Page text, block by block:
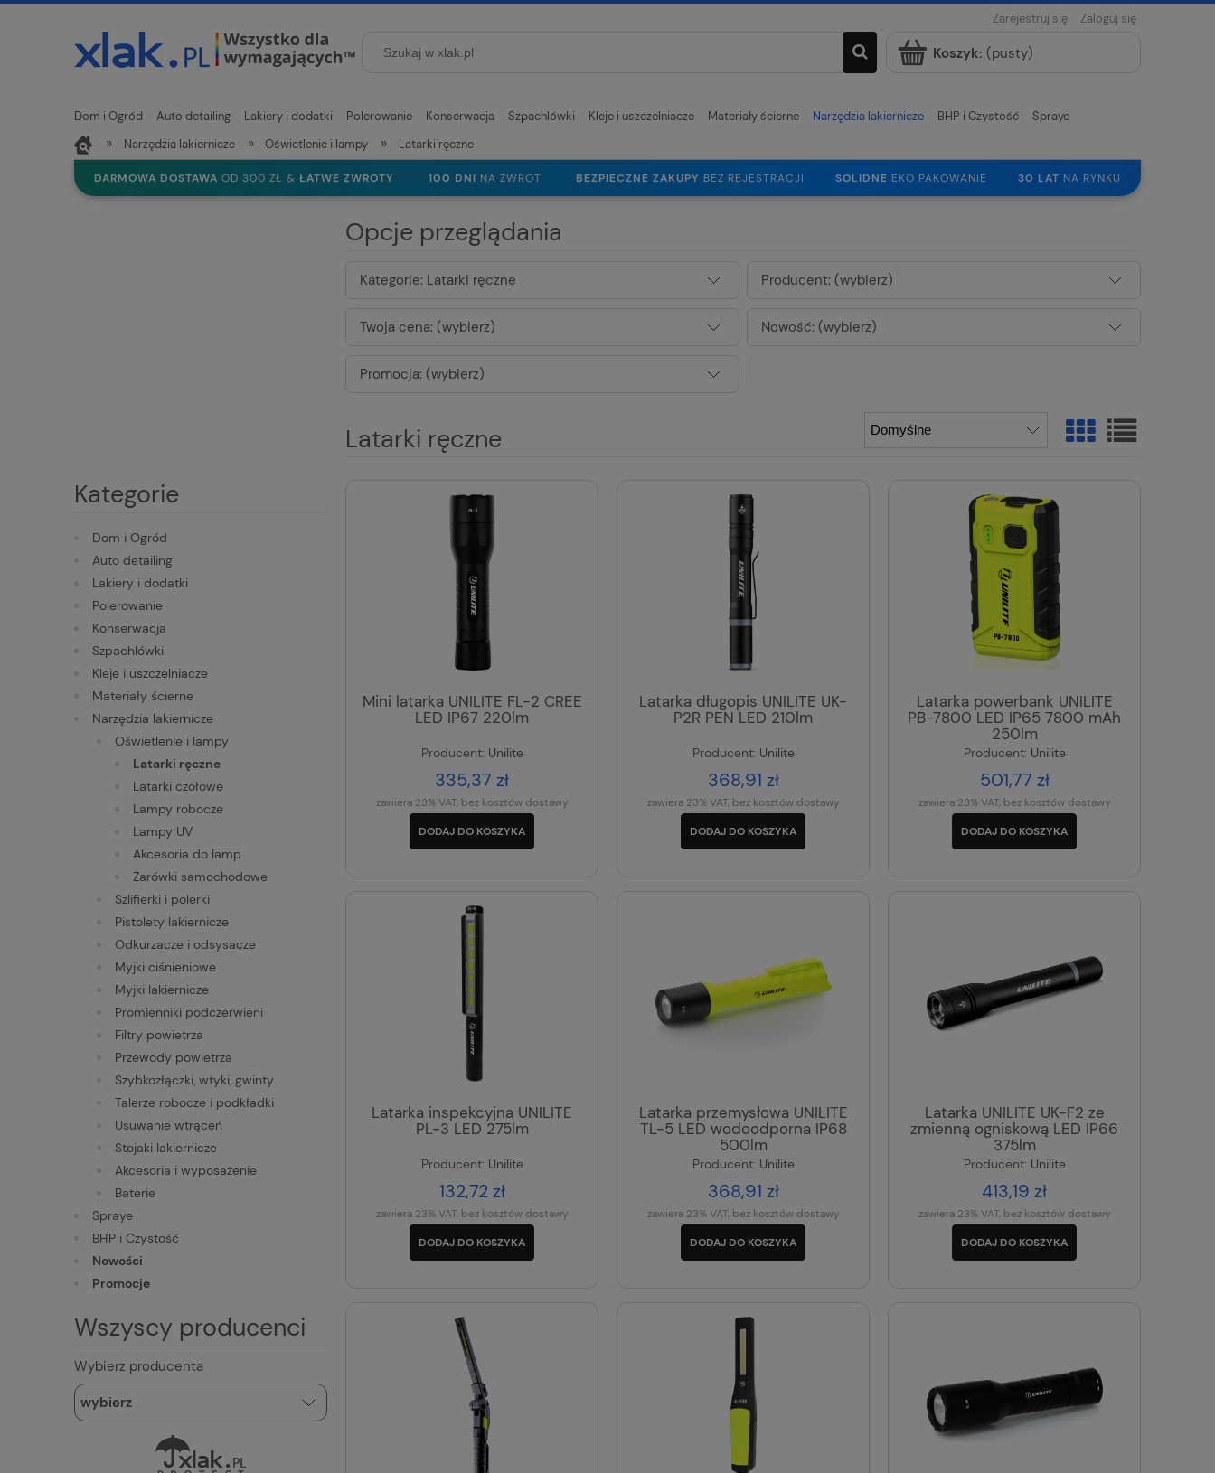
Zarejestruj się Zaloguj się
Koszyk: (pusty)
Dom i Ogród Auto detailing Lakiery i dodatki Polerowanie Konserwacja Szpachlówki Kleje i uszczelniacze Materiały ścierne Narzędzia lakiernicze BHP i Czystość Spraye
Nowości
» Narzędzia lakiernicze » Oświetlenie i lampy » Latarki ręczne
DARMOWA DOSTAWA OD 300 ZŁ & ŁATWE ZWROTY 100 DNI NA ZWROT BEZPIECZNE ZAKUPY BEZ REJESTRACJI SOLIDNE EKO PAKOWANIE 30 LAT NA RYNKU
Kategorie
Dom i Ogród
Auto detailing
Lakiery i dodatki
Polerowanie
Konserwacja
Szpachlówki
Kleje i uszczelniacze
Materiały ścierne
Narzędzia lakiernicze
Oświetlenie i lampy
Latarki ręczne
Latarki czołowe
Lampy robocze
Lampy UV
Akcesoria do lamp
Żarówki samochodowe
Szlifierki i polerki
Pistolety lakiernicze
Odkurzacze i odsysacze
Myjki ciśnieniowe
Myjki lakiernicze
Promienniki podczerwieni
Filtry powietrza
Przewody powietrza
Szybkozłączki, wtyki, gwinty
Talerze robocze i podkładki
Usuwanie wtrąceń
Stojaki lakiernicze
Akcesoria i wyposażenie
Baterie
Spraye
BHP i Czystość
Nowości
Promocje
Wszyscy producenci
Wybierz producenta
Opcje przeglądania
Kategorie: Latarki ręczne Producent: (wybierz)
Twoja cena: (wybierz) Nowość: (wybierz)
Promocja: (wybierz)
Latarki ręczne
Mini latarka UNILITE FL-2 CREE
LED IP67 220lm
Producent: Unilite
335,37 zł
zawiera 23% VAT, bez kosztów dostawy
DODAJ DO KOSZYKA
Latarka długopis UNILITE UK-
P2R PEN LED 210lm
Producent: Unilite
368,91 zł
zawiera 23% VAT, bez kosztów dostawy
DODAJ DO KOSZYKA
Latarka powerbank UNILITE
PB-7800 LED IP65 7800 mAh
250lm
Producent: Unilite
501,77 zł
zawiera 23% VAT, bez kosztów dostawy
DODAJ DO KOSZYKA
Latarka inspekcyjna UNILITE
PL-3 LED 275lm
Producent: Unilite
132,72 zł
zawiera 23% VAT, bez kosztów dostawy
DODAJ DO KOSZYKA
Latarka przemysłowa UNILITE
TL-5 LED wodoodporna IP68
500lm
Producent: Unilite
368,91 zł
zawiera 23% VAT, bez kosztów dostawy
DODAJ DO KOSZYKA
Latarka UNILITE UK-F2 ze
zmienną ogniskową LED IP66
375lm
Producent: Unilite
413,19 zł
zawiera 23% VAT, bez kosztów dostawy
DODAJ DO KOSZYKA